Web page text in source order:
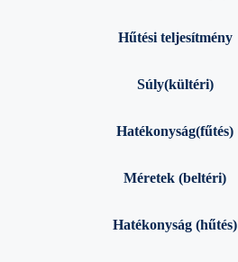
Hűtési teljesítmény
Súly(kültéri)
Hatékonyság(fűtés)
Méretek (beltéri)
Hatékonyság (hűtés)